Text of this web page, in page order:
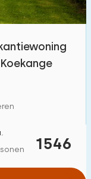
149
1546